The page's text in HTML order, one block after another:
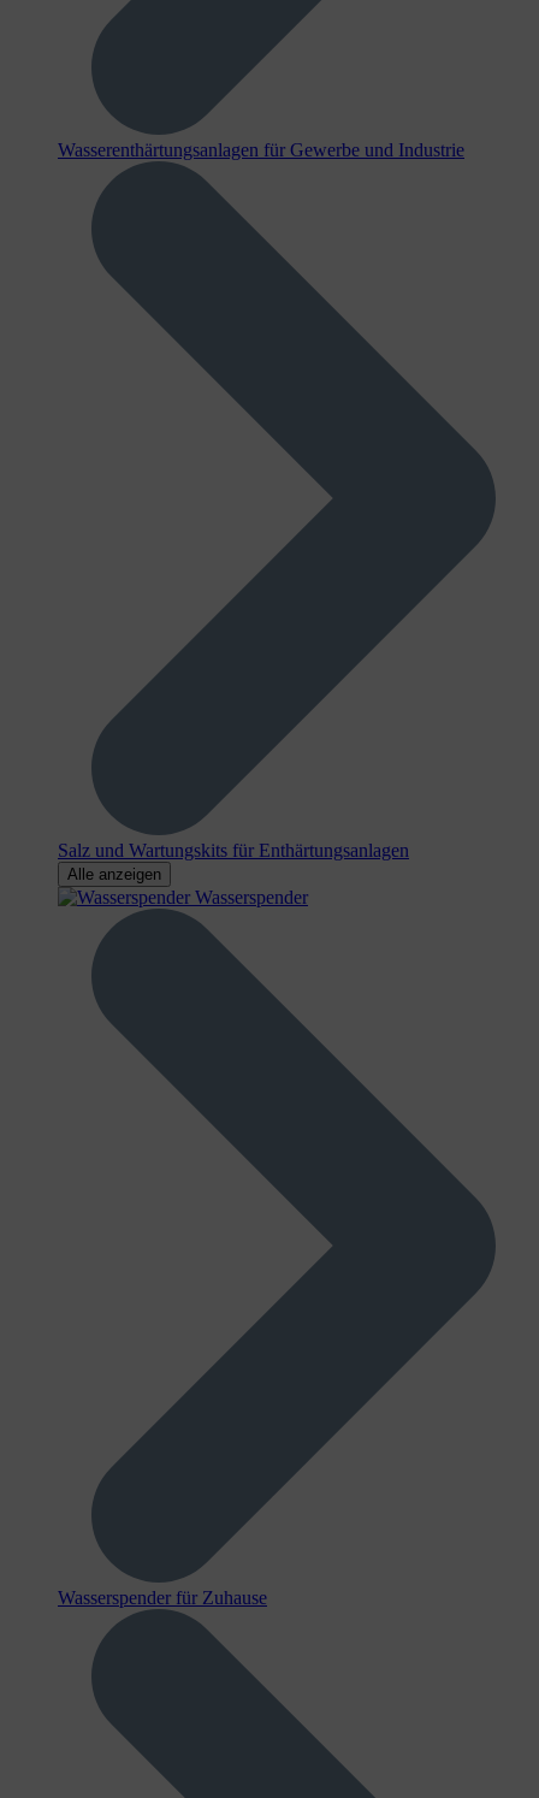
Wasserenthärtungsanlagen für Gewerbe und Industrie
Salz und Wartungskits für Enthärtungsanlagen
Alle anzeigen
Wasserspender
Wasserspender für Zuhause